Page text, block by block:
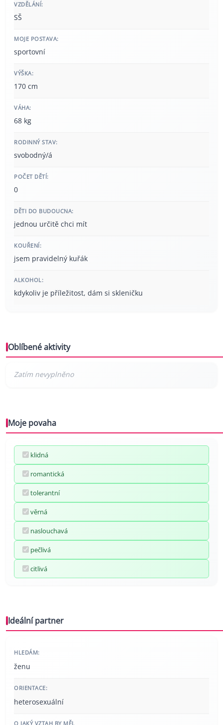
VZDĚLÁNÍ:
SŠ
MOJE POSTAVA:
sportovní
VÝŠKA:
170 cm
VÁHA:
68 kg
RODINNÝ STAV:
svobodný/á
POČET DĚTÍ:
0
DĚTI DO BUDOUCNA:
jednou určitě chci mít
KOUŘENÍ:
jsem pravidelný kuřák
ALKOHOL:
kdykoliv je příležitost, dám si skleničku
Oblíbené aktivity
Moje povaha
klidná
romantická
tolerantní
věrná
naslouchavá
pečlivá
citlivá
Ideální partner
HLEDÁM:
ženu
ORIENTACE:
heterosexuální
O JAKÝ VZTAH BY MĚL